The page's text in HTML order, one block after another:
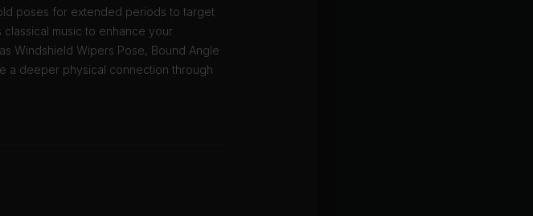
poses for extended periods to target
music to enhance your
Windshield Wipers Pose, Bound Angle
a deeper physical connection through